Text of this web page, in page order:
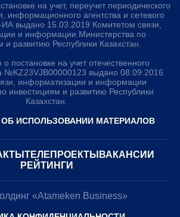
на учет, переучет периодического
информационного агентства и сетевого
выдано 15.03.2019 Комитетом связи,
и информации Министерства по
и развитию Республики Казахстан.
о постановке на учет отечественного
№KZ23VJB00000123 выдано 08.09.2016
информатизации и информации
инвестициям и развитию Республики
Казахстан.
ИСПОЛЬЗОВАНИИ МАТЕРИАЛОВ
ТЕЛЕПРОЕКТЫ ВАКАНСИИ
РЕЙТИНГИ
«Atameken Business»